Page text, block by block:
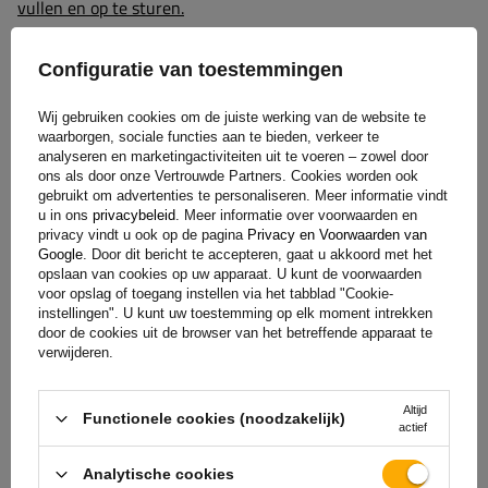
vullen en op te sturen.
Hulp
Heb je vragen over de keuze of het gebruik van onze
producten? Neem contact met ons op! De specialisten van
Unitrailer geven je graag alle informatie.
+31 30 3100444 unitrailer@utrailer.nl
Specificaties
Configuratie van toestemmingen
Wij gebruiken cookies om de juiste werking van de website te
waarborgen, sociale functies aan te bieden, verkeer te
analyseren en marketingactiviteiten uit te voeren – zowel door
ons als door onze Vertrouwde Partners. Cookies worden ook
gebruikt om advertenties te personaliseren. Meer informatie vindt
u in ons privacybeleid. Meer informatie over voorwaarden en
privacy vindt u ook op de pagina Privacy en Voorwaarden van
Google. Door dit bericht te accepteren, gaat u akkoord met het
opslaan van cookies op uw apparaat. U kunt de voorwaarden
voor opslag of toegang instellen via het tabblad "Cookie-
instellingen". U kunt uw toestemming op elk moment intrekken
door de cookies uit de browser van het betreffende apparaat te
verwijderen.
Functionele cookies (noodzakelijk)
Altijd
actief
Analytische cookies